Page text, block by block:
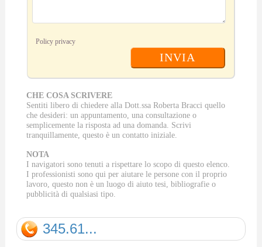
Policy privacy
INVIA
CHE COSA SCRIVERE
Sentiti libero di chiedere alla Dott.ssa Roberta Bracci quello
che desideri: un appuntamento, una consultazione o
semplicemente la risposta ad una domanda. Scrivi
tranquillamente, questo è un contatto iniziale.
NOTA
I navigatori sono tenuti a rispettare lo scopo di questo elenco.
I professionisti sono qui per aiutare le persone con il proprio
lavoro, questo non è un luogo di aiuto tesi, bibliografie o
pubblicità di qualsiasi tipo.
345.61...